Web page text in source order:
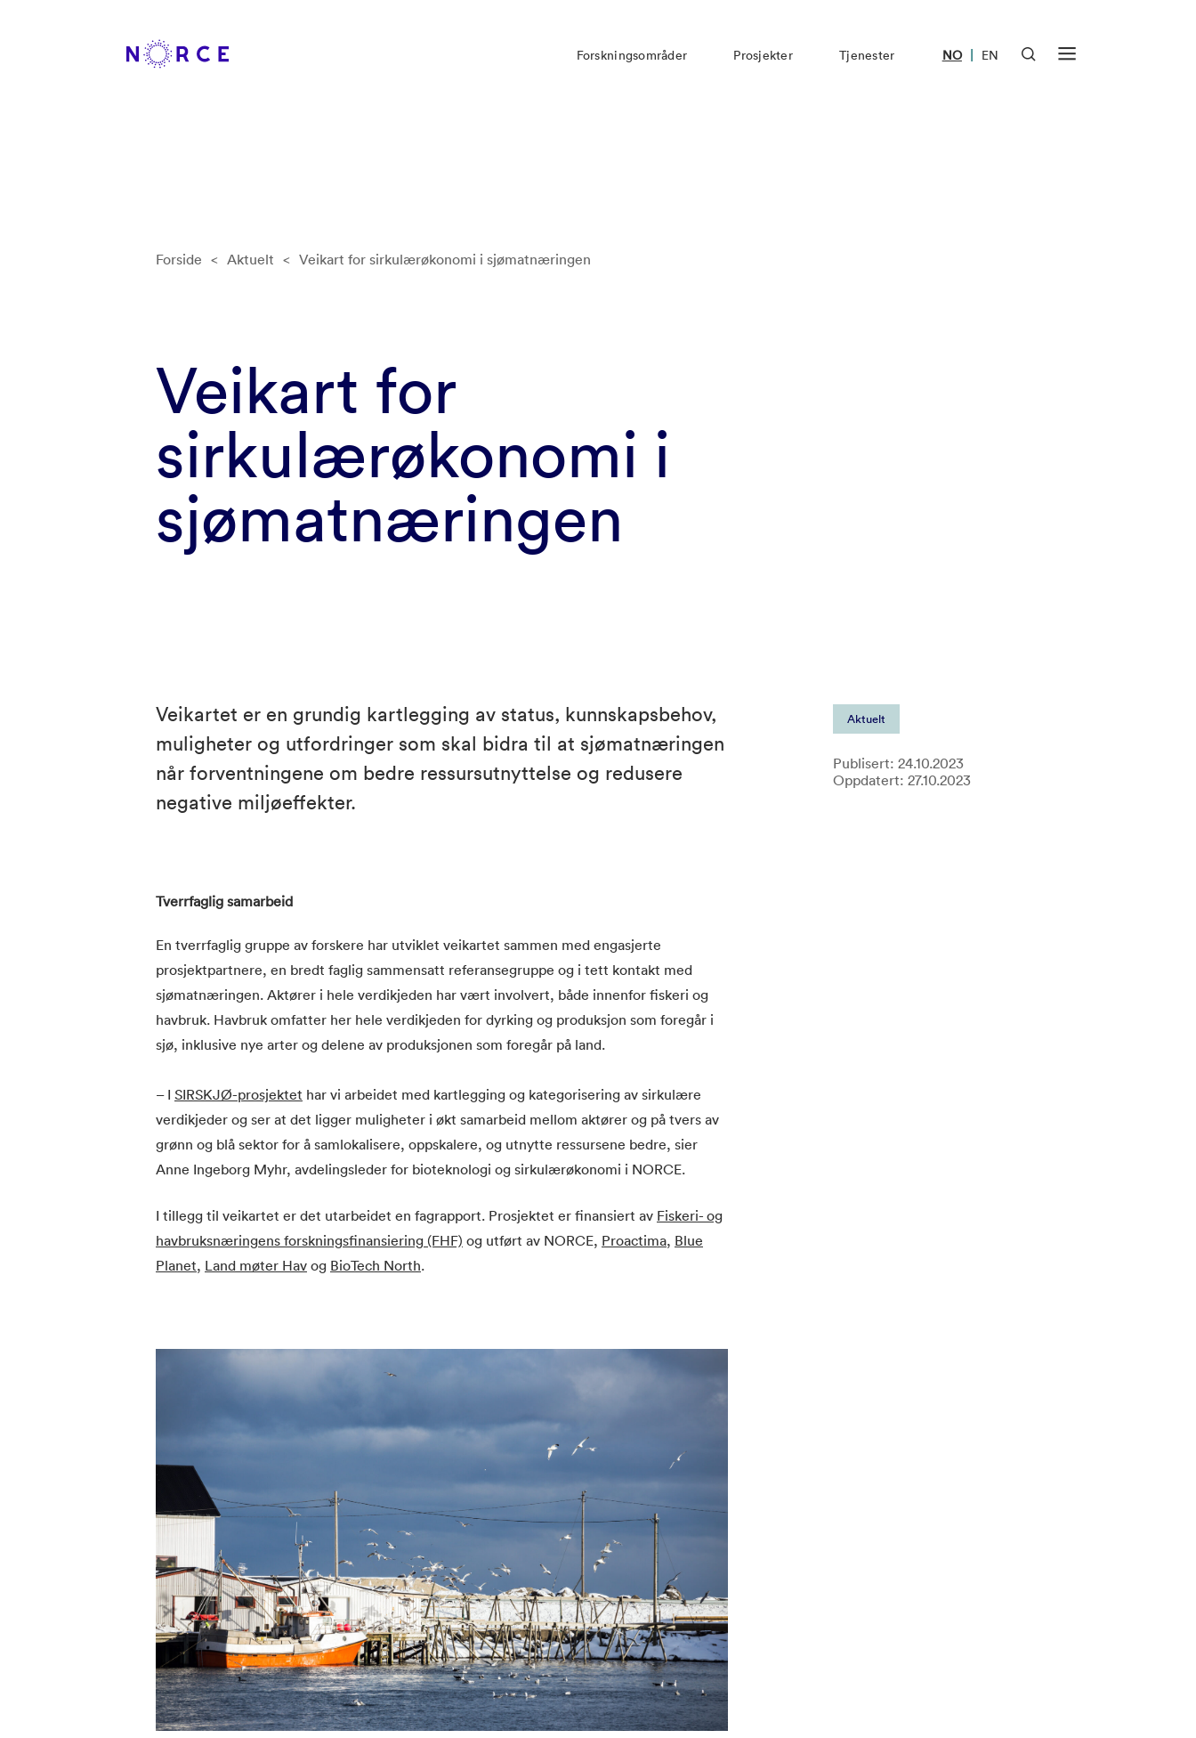
Forskningsområder Prosjekter Tjenester NO | EN
Forside < Aktuelt < Veikart for sirkulærøkonomi i sjømatnæringen
Veikart for
sirkulærøkonomi i
sjømatnæringen
Aktuelt
Publisert: 24.10.2023
Oppdatert: 27.10.2023
Veikartet er en grundig kartlegging av status, kunnskapsbehov,
muligheter og utfordringer som skal bidra til at sjømatnæringen
når forventningene om bedre ressursutnyttelse og redusere
negative miljøeffekter.
Tverrfaglig samarbeid
En tverrfaglig gruppe av forskere har utviklet veikartet sammen med engasjerte
prosjektpartnere, en bredt faglig sammensatt referansegruppe og i tett kontakt med
sjømatnæringen. Aktører i hele verdikjeden har vært involvert, både innenfor fiskeri og
havbruk. Havbruk omfatter her hele verdikjeden for dyrking og produksjon som foregår i
sjø, inklusive nye arter og delene av produksjonen som foregår på land.
– I SIRSKJØ-prosjektet har vi arbeidet med kartlegging og kategorisering av sirkulære
verdikjeder og ser at det ligger muligheter i økt samarbeid mellom aktører og på tvers av
grønn og blå sektor for å samlokalisere, oppskalere, og utnytte ressursene bedre, sier
Anne Ingeborg Myhr, avdelingsleder for bioteknologi og sirkulærøkonomi i NORCE.
I tillegg til veikartet er det utarbeidet en fagrapport. Prosjektet er finansiert av Fiskeri- og
havbruksnæringens forskningsfinansiering (FHF) og utført av NORCE, Proactima, Blue
Planet, Land møter Hav og BioTech North.